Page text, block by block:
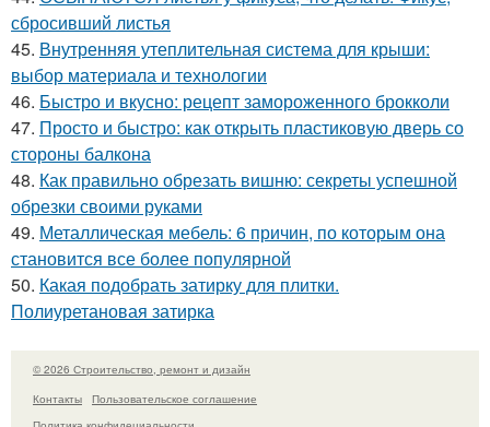
сбросивший листья
45. Внутренняя утеплительная система для крыши:
выбор материала и технологии
46. Быстро и вкусно: рецепт замороженного брокколи
47. Просто и быстро: как открыть пластиковую дверь со
стороны балкона
48. Как правильно обрезать вишню: секреты успешной
обрезки своими руками
49. Металлическая мебель: 6 причин, по которым она
становится все более популярной
50. Какая подобрать затирку для плитки.
Полиуретановая затирка
© 2026 Строительство, ремонт и дизайн
Контакты
Пользовательское соглашение